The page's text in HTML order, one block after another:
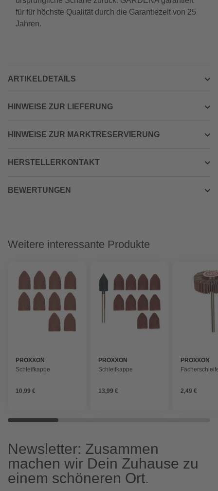
für für höchste Qualität durch die Garantiezeit von 25
Jahren.
ARTIKELDETAILS
HINWEISE ZUR LIEFERUNG
HINWEISE ZUR MARKTRESERVIERUNG
HERSTELLERKONTAKT
BEWERTUNGEN
Weitere interessante Produkte
PROXXON
Schleifkappe
10,99 €
PROXXON
Schleifkappe
13,99 €
PROXXON
2,49 €
Newsletter: Zusammen
machen wir Dein Zuhause zu
einem schöneren Ort.